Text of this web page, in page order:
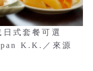
式套餐可選
K.K.／來源